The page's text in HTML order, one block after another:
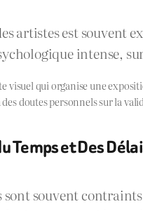
artistes est souvent
intense,
visuel qui organise une
doutes personnels sur la
Temps et Des
sont souvent